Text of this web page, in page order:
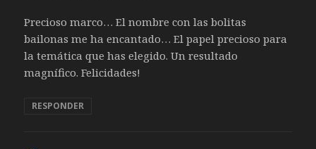
Precioso marco… El nombre con las bolitas
bailonas me ha encantado… El papel precioso para
la temática que has elegido. Un resultado
magnífico. Felicidades!
RESPONDER